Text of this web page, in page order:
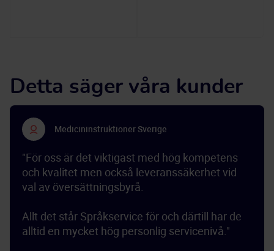
Detta säger våra kunder
Medicininstruktioner Sverige
"För oss är det viktigast med hög kompetens
och kvalitet men också leveranssäkerhet vid
val av översättningsbyrå.
Allt det står Språkservice för och därtill har de
alltid en mycket hög personlig servicenivå."